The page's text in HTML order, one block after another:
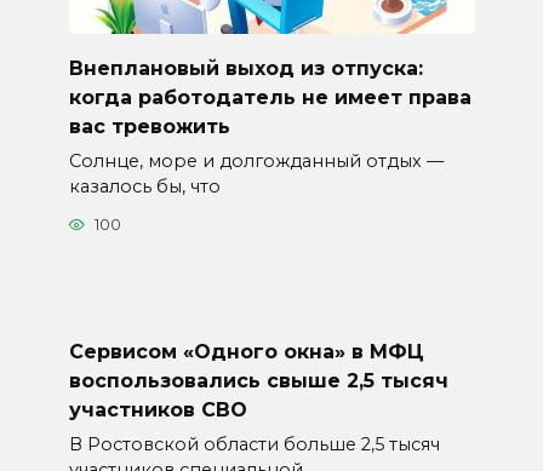
Внеплановый выход из отпуска:
когда работодатель не имеет права
вас тревожить
Солнце, море и долгожданный отдых —
казалось бы, что
100
Сервисом «Одного окна» в МФЦ
воспользовались свыше 2,5 тысяч
участников СВО
В Ростовской области больше 2,5 тысяч